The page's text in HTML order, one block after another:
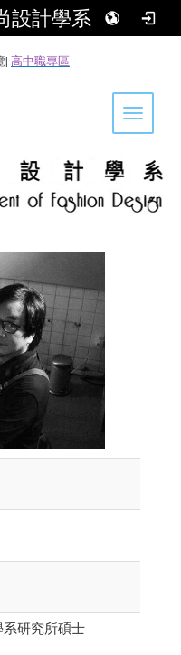
設計學系
| 高中職專區
Toggle
研究所碩士